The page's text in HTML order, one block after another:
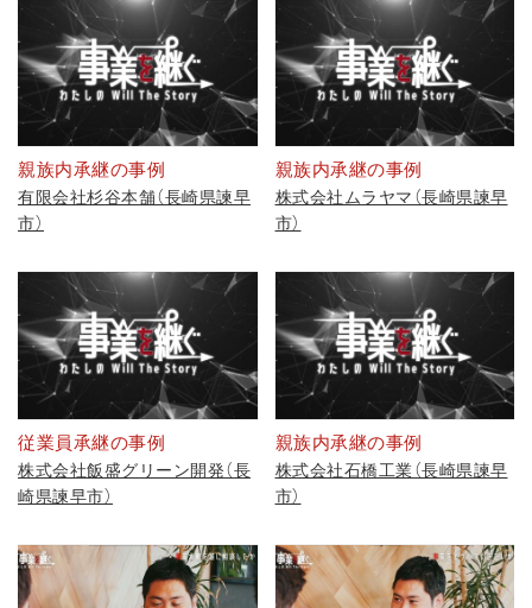
親族内承継の事例
有限会社杉谷本舗（長崎県諫早
市）
親族内承継の事例
株式会社ムラヤマ（長崎県諫早
市）
従業員承継の事例
株式会社飯盛グリーン開発（長
崎県諫早市）
親族内承継の事例
株式会社石橋工業（長崎県諫早
市）